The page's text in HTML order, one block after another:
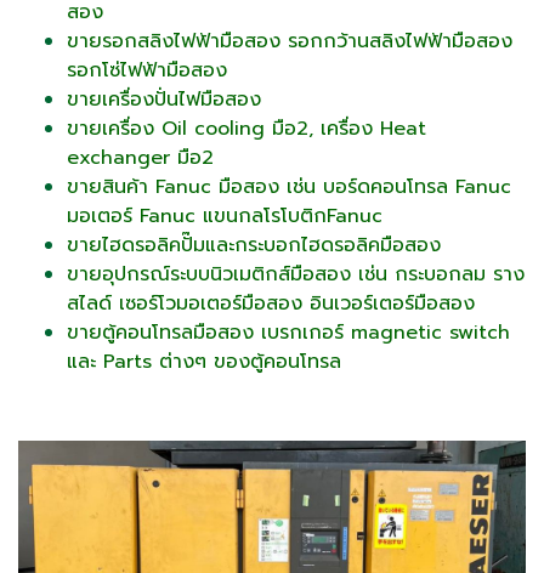
สอง
ขายรอกสลิงไฟฟ้ามือสอง รอกกว้านสลิงไฟฟ้ามือสอง
รอกโซ่ไฟฟ้ามือสอง
ขายเครื่องปั่นไฟมือสอง
ขายเครื่อง Oil cooling มือ2, เครื่อง Heat
exchanger มือ2
ขายสินค้า Fanuc มือสอง เช่น บอร์ดคอนโทรล Fanuc
มอเตอร์ Fanuc แขนกลโรโบติกFanuc
ขายไฮดรอลิคปั๊มและกระบอกไฮดรอลิคมือสอง
ขายอุปกรณ์ระบบนิวเมติกส์มือสอง เช่น กระบอกลม ราง
สไลด์ เซอร์โวมอเตอร์มือสอง อินเวอร์เตอร์มือสอง
ขายตู้คอนโทรลมือสอง เบรกเกอร์ magnetic switch
และ Parts ต่างๆ ของตู้คอนโทรล